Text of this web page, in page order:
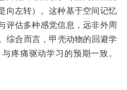
向左转）。这种基于空间记忆
评估多种感觉信息，远非外周
综合而言，甲壳动物的回避学
疼痛驱动学习的预期一致。